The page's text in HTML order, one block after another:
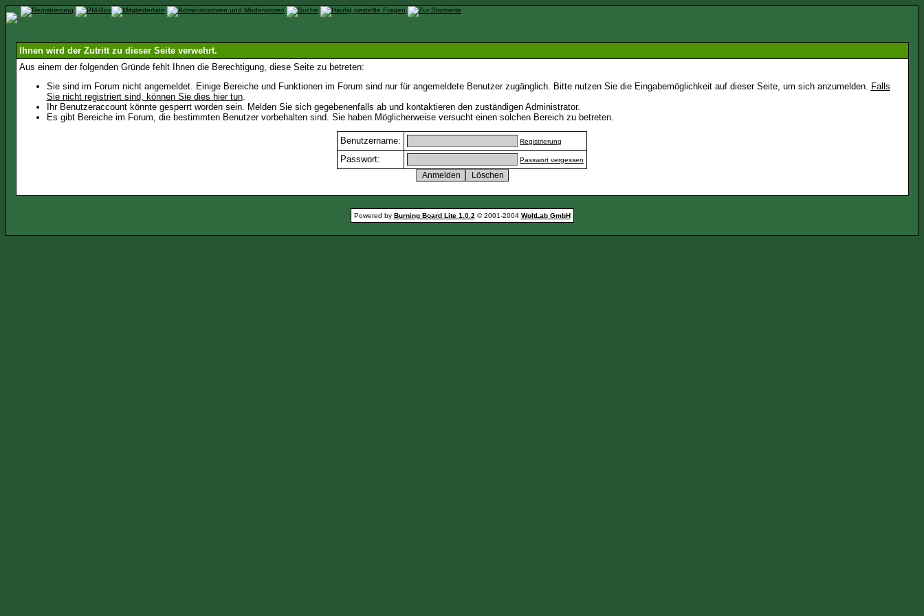
Ihnen wird der Zutritt zu dieser Seite verwehrt.
Aus einem der folgenden Gründe fehlt Ihnen die Berechtigung, diese Seite zu betreten:
Sie sind im Forum nicht angemeldet. Einige Bereiche und Funktionen im Forum sind nur für angemeldete Benutzer zugänglich. Bitte nutzen Sie die Eingabemöglichkeit auf dieser Seite, um sich anzumelden. Falls
Sie nicht registriert sind, können Sie dies hier tun.
Ihr Benutzeraccount könnte gesperrt worden sein. Melden Sie sich gegebenenfalls ab und kontaktieren den zuständigen Administrator.
Es gibt Bereiche im Forum, die bestimmten Benutzer vorbehalten sind. Sie haben Möglicherweise versucht einen solchen Bereich zu betreten.
Benutzername: Registrierung
Passwort: Passwort vergessen
Powered by Burning Board Lite 1.0.2 © 2001-2004 WoltLab GmbH